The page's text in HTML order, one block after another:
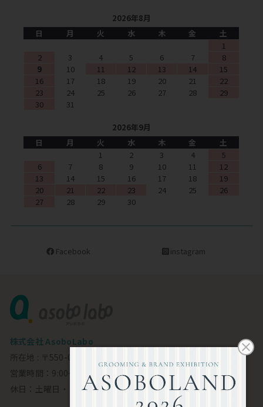
2026年8月
日
月 火 水 木 金
土
1
2
3 4 5 6 7
8
9
10 11 12 13 14
15
16
17 18 19 20 21
22
23
24 25 26 27 28
29
30
31
2026年9月
日
月 火 水 木 金
土
1
2 3 4
5
6
7 8 9 10 11
12
13
14 15 16 17 18
19
20
21 22 23 24 25
26
27
28 29 30
Facebook instagram
株式会社 AsoboLabo
所在地 : 〒550-0002 大阪市西区江戸堀1-23-11 6F
営業時間：9:00～18:00
休日：土曜日・日曜日・祝日